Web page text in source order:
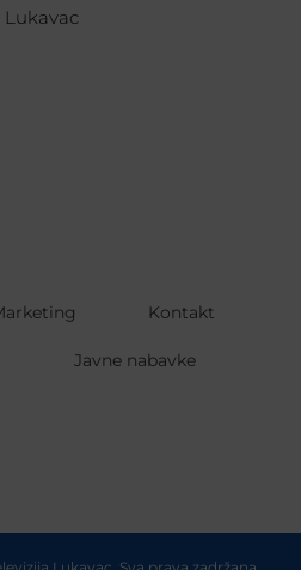
Lukavac
Kontakt
Javne nabavke